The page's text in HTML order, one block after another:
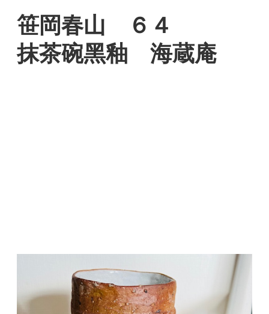
笹岡春山 ６４
抹茶碗黑釉 海蔵庵